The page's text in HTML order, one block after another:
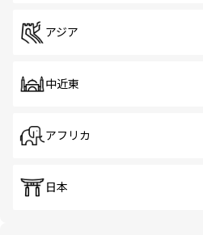
アジア
中近東
アフリカ
日本